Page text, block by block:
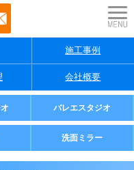
施工事例
会社概要
バレエスタジオ
洗面ミラー